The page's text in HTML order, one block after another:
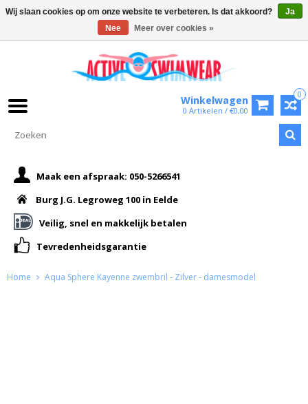
0
Winkelwagen
0 Artikelen / €0,00
Maak een afspraak: 050-5266541
Burg J.G. Legroweg 100 in Eelde
Veilig, snel en makkelijk betalen
Tevredenheidsgarantie
Home Aqua Sphere Kayenne zwembril - Zilver - damesmodel
Wij slaan cookies op om onze website te verbeteren. Is dat akkoord?
Ja
Nee
Meer over cookies »